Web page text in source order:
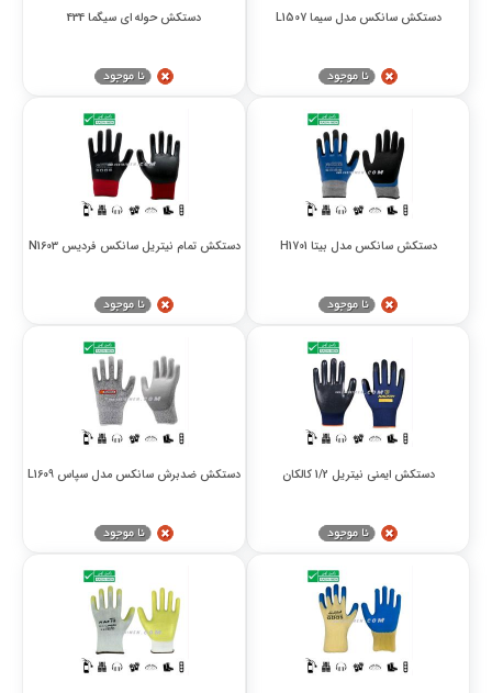
دستکش سانکس مدل سیما L1507 دستکش حوله ای سیگما 434
دستکش سانکس مدل بیتا H1701 دستکش تمام نیتریل سانکس فردیس N1603
دستکش ایمنی نیتریل 1/2 کالکان دستکش ضدبرش سانکس مدل سپاس L1609